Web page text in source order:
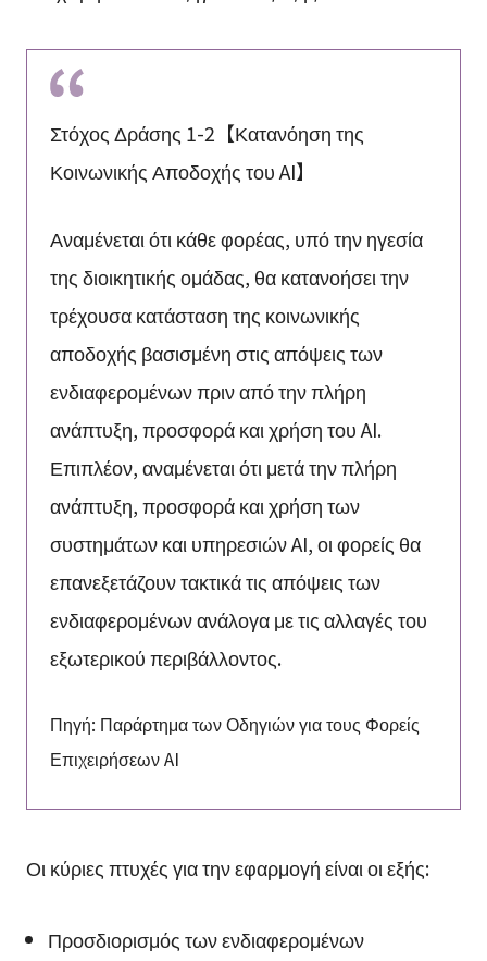
Στόχος Δράσης 1-2【Κατανόηση της
Κοινωνικής Αποδοχής του AI】
Αναμένεται ότι κάθε φορέας, υπό την ηγεσία
της διοικητικής ομάδας, θα κατανοήσει την
τρέχουσα κατάσταση της κοινωνικής
αποδοχής βασισμένη στις απόψεις των
ενδιαφερομένων πριν από την πλήρη
ανάπτυξη, προσφορά και χρήση του AI.
Επιπλέον, αναμένεται ότι μετά την πλήρη
ανάπτυξη, προσφορά και χρήση των
συστημάτων και υπηρεσιών AI, οι φορείς θα
επανεξετάζουν τακτικά τις απόψεις των
ενδιαφερομένων ανάλογα με τις αλλαγές του
εξωτερικού περιβάλλοντος.
Πηγή: Παράρτημα των Οδηγιών για τους Φορείς
Επιχειρήσεων AI
Οι κύριες πτυχές για την εφαρμογή είναι οι εξής:
Προσδιορισμός των ενδιαφερομένων